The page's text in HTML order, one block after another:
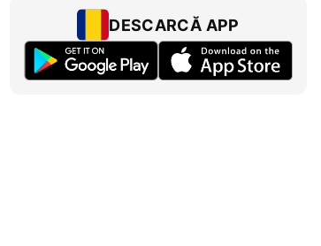
DESCARCĂ APP